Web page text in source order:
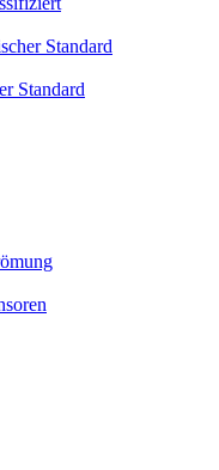
Standard
Standard